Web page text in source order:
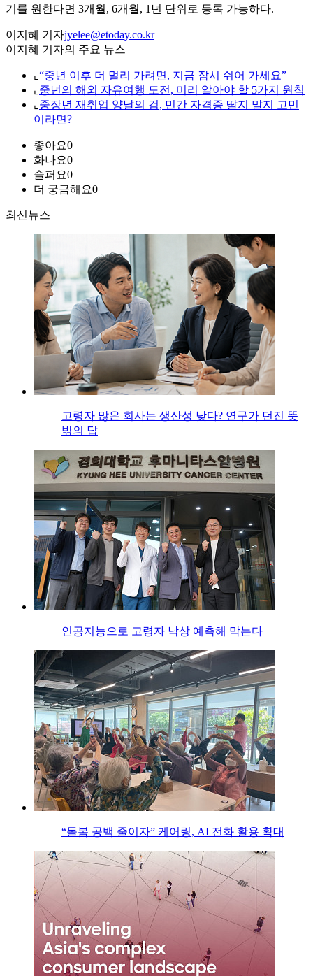
기를 원한다면 3개월, 6개월, 1년 단위로 등록 가능하다.
이지혜 기자jyelee@etoday.co.kr
이지혜 기자의 주요 뉴스
⌞ “중년 이후 더 멀리 가려면, 지금 잠시 쉬어 가세요”
⌞ 중년의 해외 자유여행 도전, 미리 알아야 할 5가지 원칙
⌞ 중장년 재취업 양날의 검, 민간 자격증 딸지 말지 고민
이라면?
좋아요0
화나요0
슬퍼요0
더 궁금해요0
최신뉴스
고령자 많은 회사는 생산성 낮다? 연구가 던진 뜻
밖의 답
인공지능으로 고령자 낙상 예측해 막는다
“돌봄 공백 줄이자” 케어링, AI 전화 활용 확대